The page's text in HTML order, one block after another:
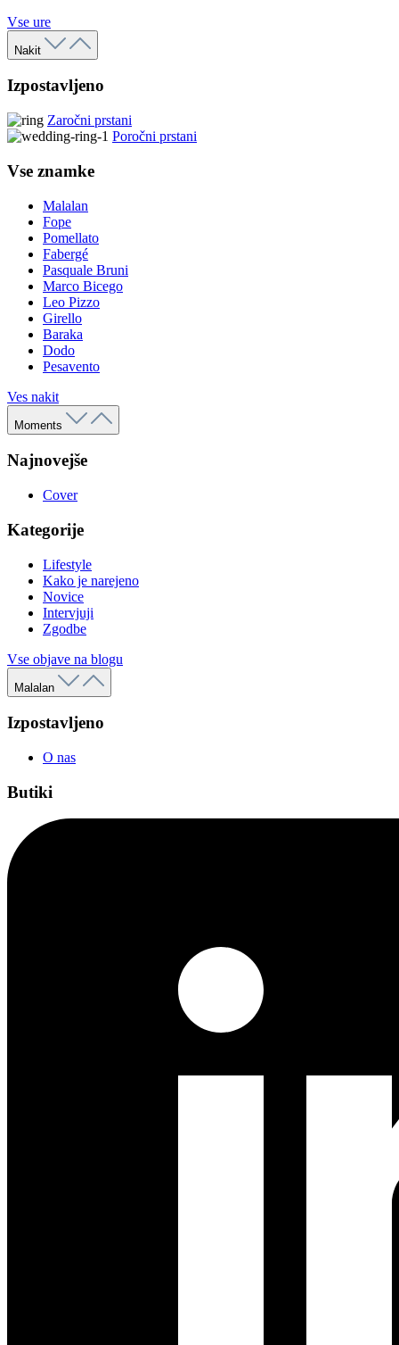
Vse ure
Nakit
Izpostavljeno
Zaročni prstani
Poročni prstani
Vse znamke
Malalan
Fope
Pomellato
Fabergé
Pasquale Bruni
Marco Bicego
Leo Pizzo
Girello
Baraka
Dodo
Pesavento
Ves nakit
Moments
Najnovejše
Cover
Kategorije
Lifestyle
Kako je narejeno
Novice
Intervjuji
Zgodbe
Vse objave na blogu
Malalan
Izpostavljeno
O nas
Butiki